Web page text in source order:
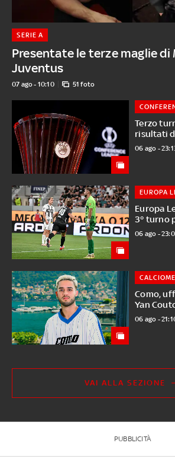
Presentate le terze maglie di
Juventus
SERIE A
07 ago - 10:10 51 foto
Terzo
risultati
06 ago -
Europa
3° turno
EUROPA
06 ago -
Como,
Yan
06 ago -
VAI ALLA SEZIONE
PUBBLICITÀ